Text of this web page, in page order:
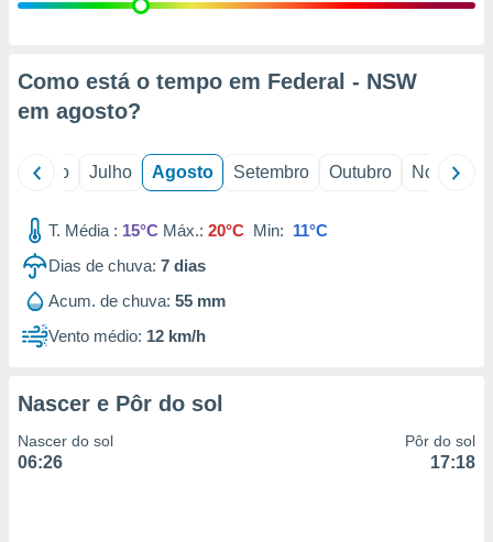
estudos
1199
Como está o tempo em Federal - NSW
em agosto?
Junho Julho Agosto Setembro Outubro Novembro
T. Média : 15°C Máx.: 20°C Min: 11°C
Dias de chuva: 7 dias
Acum. de chuva: 55 mm
Vento médio: 12 km/h
Nascer e Pôr do sol
Nascer do sol
06:26
Pôr do sol
17:18